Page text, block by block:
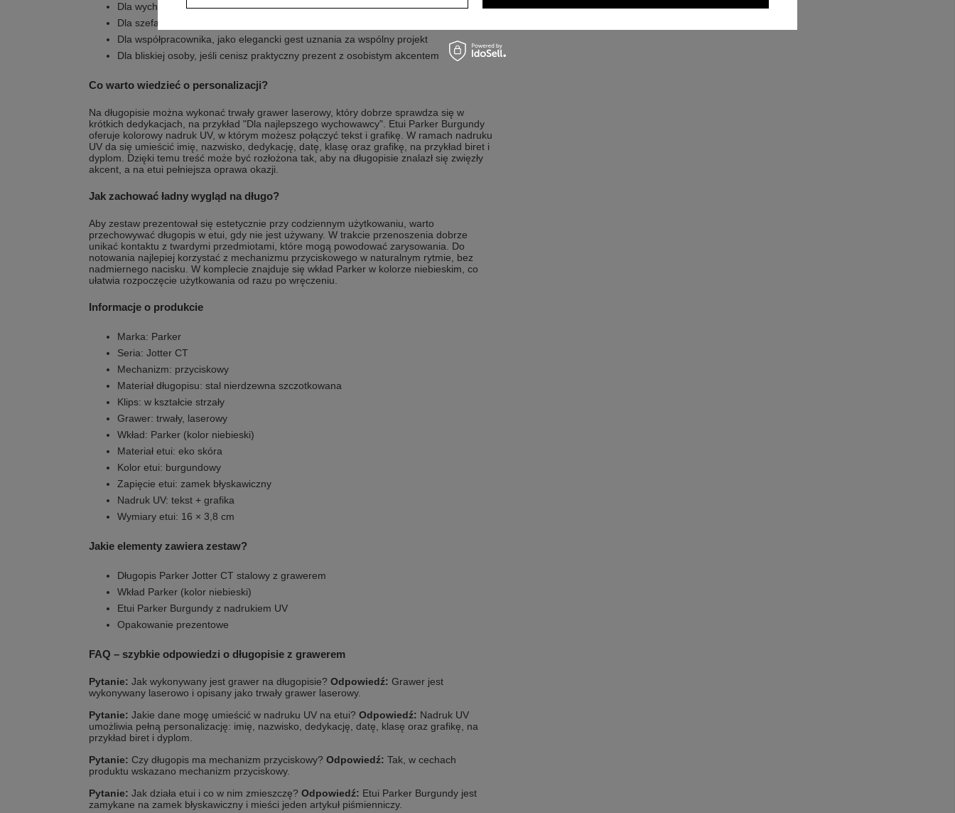
Dla wychowawcy, gdy klasa chce wręczyć spersonalizowany upominek
Dla szefa, z okazji awansu, jubileuszu lub świąt
Dla współpracownika, jako elegancki gest uznania za wspólny projekt
Dla bliskiej osoby, jeśli cenisz praktyczny prezent z osobistym akcentem
Co warto wiedzieć o personalizacji?
Na długopisie można wykonać trwały grawer laserowy, który dobrze sprawdza się w
krótkich dedykacjach, na przykład "Dla najlepszego wychowawcy". Etui Parker Burgundy
oferuje kolorowy nadruk UV, w którym możesz połączyć tekst i grafikę. W ramach nadruku
UV da się umieścić imię, nazwisko, dedykację, datę, klasę oraz grafikę, na przykład biret i
dyplom. Dzięki temu treść może być rozłożona tak, aby na długopisie znalazł się zwięzły
akcent, a na etui pełniejsza oprawa okazji.
Jak zachować ładny wygląd na długo?
Aby zestaw prezentował się estetycznie przy codziennym użytkowaniu, warto
przechowywać długopis w etui, gdy nie jest używany. W trakcie przenoszenia dobrze
unikać kontaktu z twardymi przedmiotami, które mogą powodować zarysowania. Do
notowania najlepiej korzystać z mechanizmu przyciskowego w naturalnym rytmie, bez
nadmiernego nacisku. W komplecie znajduje się wkład Parker w kolorze niebieskim, co
ułatwia rozpoczęcie użytkowania od razu po wręczeniu.
Informacje o produkcie
Marka: Parker
Seria: Jotter CT
Mechanizm: przyciskowy
Materiał długopisu: stal nierdzewna szczotkowana
Klips: w kształcie strzały
Grawer: trwały, laserowy
Wkład: Parker (kolor niebieski)
Materiał etui: eko skóra
Kolor etui: burgundowy
Zapięcie etui: zamek błyskawiczny
Nadruk UV: tekst + grafika
Wymiary etui: 16 × 3,8 cm
Jakie elementy zawiera zestaw?
Długopis Parker Jotter CT stalowy z grawerem
Wkład Parker (kolor niebieski)
Etui Parker Burgundy z nadrukiem UV
Opakowanie prezentowe
FAQ – szybkie odpowiedzi o długopisie z grawerem
Pytanie: Jak wykonywany jest grawer na długopisie? Odpowiedź: Grawer jest
wykonywany laserowo i opisany jako trwały grawer laserowy.
Pytanie: Jakie dane mogę umieścić w nadruku UV na etui? Odpowiedź: Nadruk UV
umożliwia pełną personalizację: imię, nazwisko, dedykację, datę, klasę oraz grafikę, na
przykład biret i dyplom.
Pytanie: Czy długopis ma mechanizm przyciskowy? Odpowiedź: Tak, w cechach
produktu wskazano mechanizm przyciskowy.
Pytanie: Jak działa etui i co w nim zmieszczę? Odpowiedź: Etui Parker Burgundy jest
zamykane na zamek błyskawiczny i mieści jeden artykuł piśmienniczy.